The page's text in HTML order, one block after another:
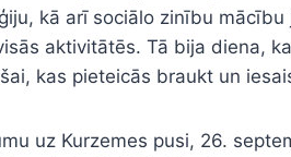
kā arī sociālo zinību
aktivitātēs. Tā bija diena,
kas pieteicās braukt un
uz Kurzemes pusi, 26.